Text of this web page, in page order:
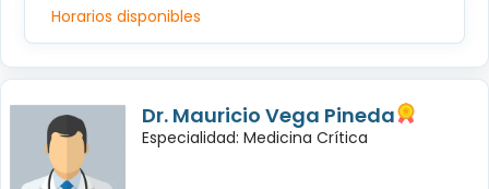
Horarios disponibles
Dr. Mauricio Vega Pineda
Especialidad: Medicina Crítica